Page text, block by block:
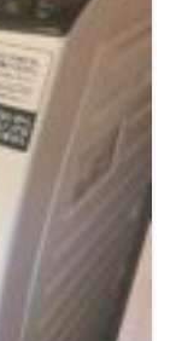
定期的にパッ
かいスポンジ
が外れやすく
ク パッキンの
ているか確認
漏れが出たら
可能性がありま
済む場合があり
あればDIYでワイ
めるリスク が高
業者に依頼す
もらえるため
ゴシ強く押さな
が外れたまま使
ドアパッキンワ
ッキンはゴム状
え役がワイヤー
に隙間ができて
ブル事例はこち
パッキンワイヤ
注意すべきこ
険です。 床や壁
基板や電装部品
額になる可能
拭き取ること。
めに点検や修理
主な原因は大
硬くなり、押さ
バーや毛布を
る。 振動や衝撃